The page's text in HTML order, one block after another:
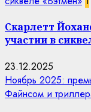
Скарлетт
участии в
23.12.2025
Ноябрь 2025:
Файнсом и